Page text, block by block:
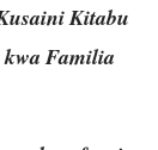
Kitabu
Familia